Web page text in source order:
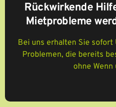
Rückwirkende
Mietprobleme
Bei uns erhalten Sie
Problemen, die bereits
ohne Wenn